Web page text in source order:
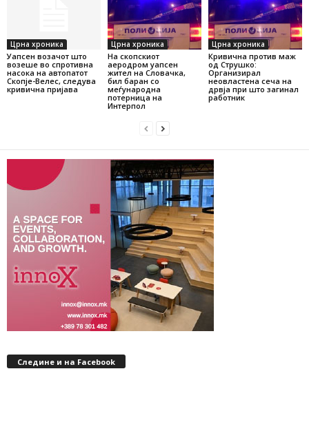
Црна хроника
Уапсен возачот што
возеше во спротивна
насока на автопатот
Скопје-Велес, следува
кривична пријава
Црна хроника
На скопскиот
аеродром уапсен
жител на Словачка,
бил баран со
меѓународна
потерница на
Интерпол
Црна хроника
Кривична против маж
од Струшко:
Организирал
неовластена сеча на
дрвја при што загинал
работник
Следине и на Facebook